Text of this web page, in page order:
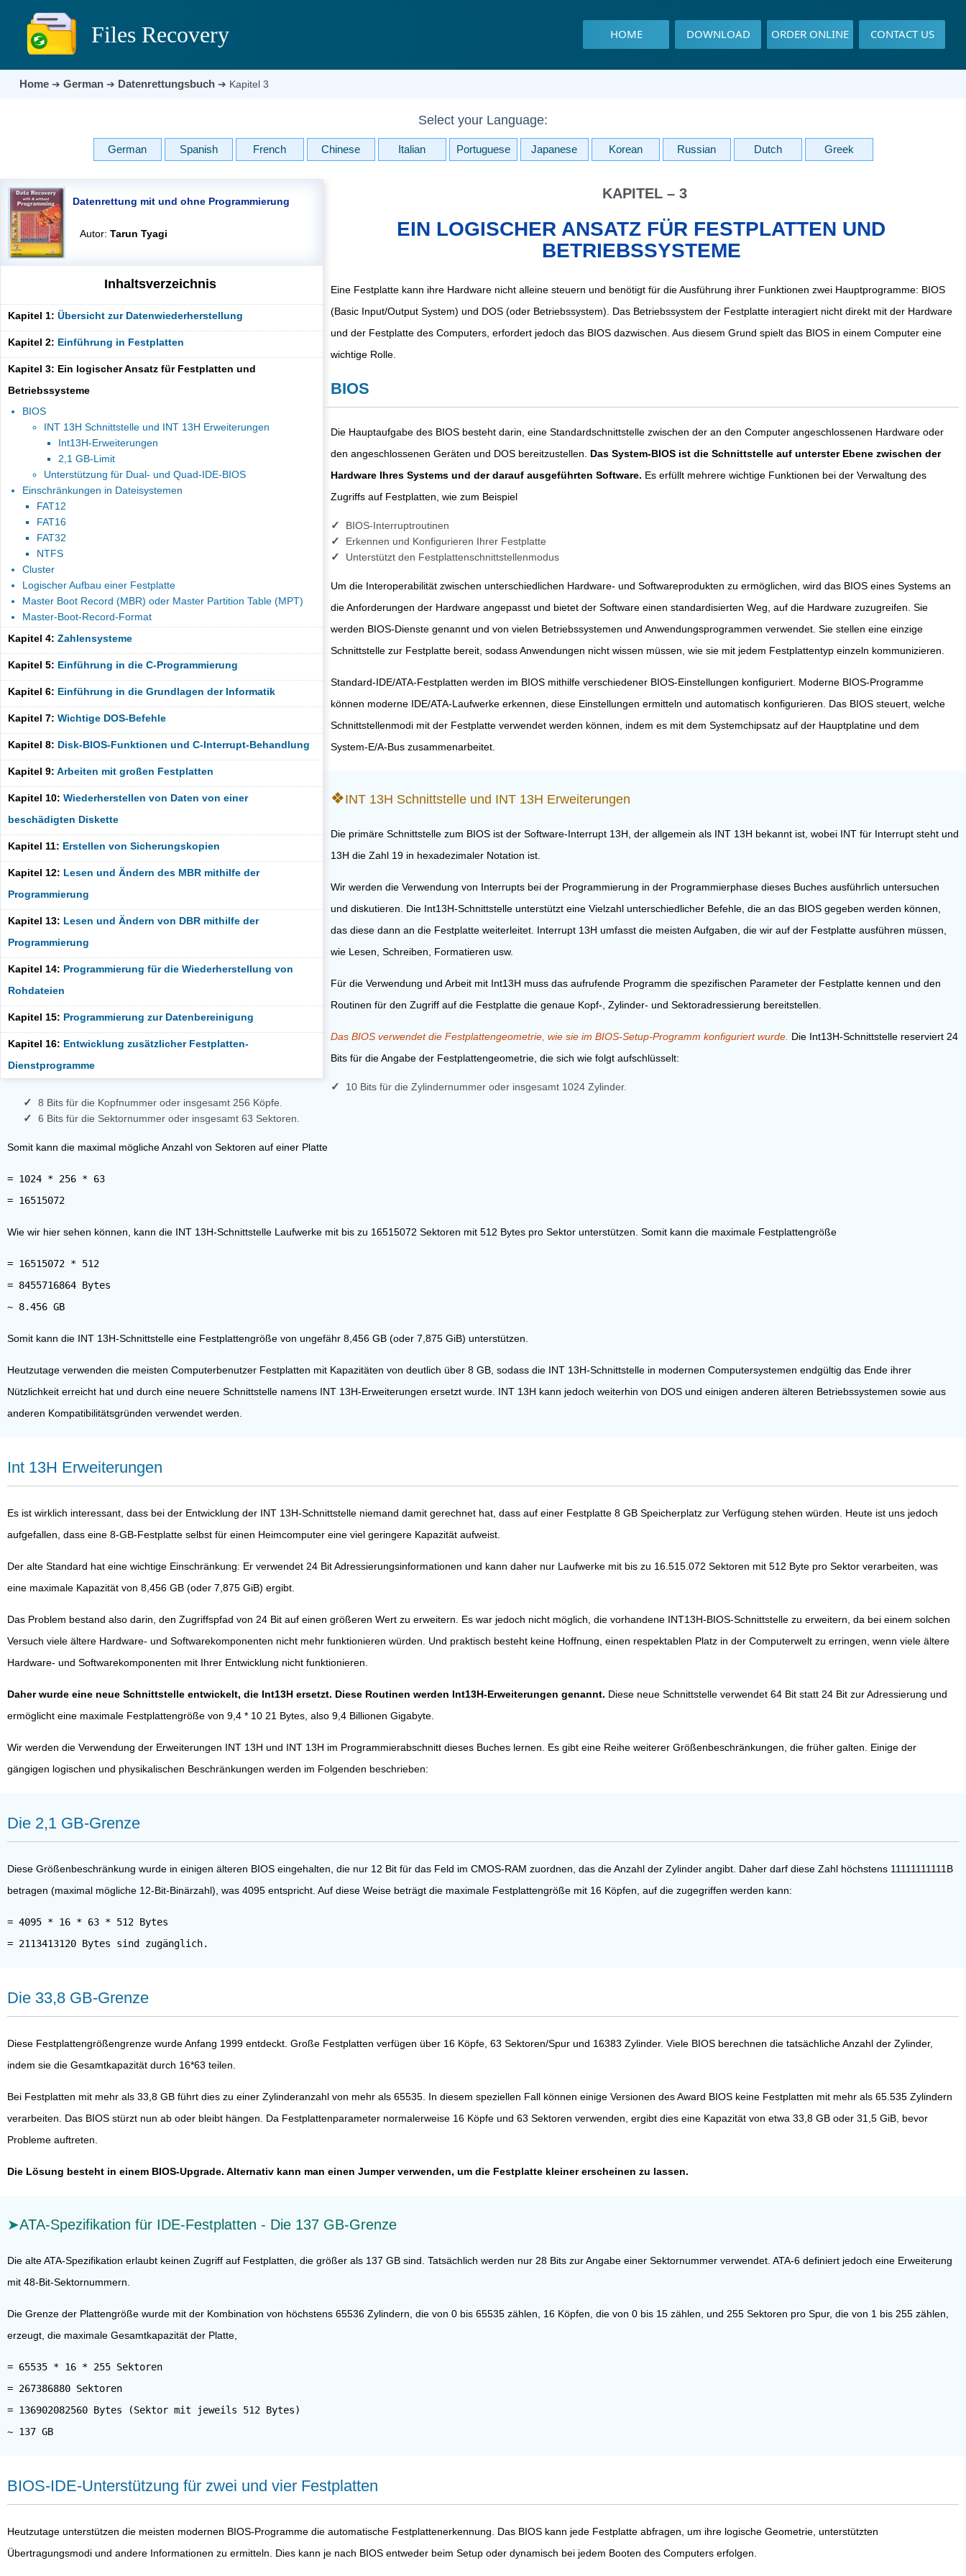
Files Recovery HOME DOWNLOAD ORDER ONLINE CONTACT US
Home➔ German ➔ Datenrettungsbuch➔ Kapitel 3
Select your Language:
German Spanish French Chinese Italian Portuguese Japanese Korean Russian Dutch Greek
Datenrettung mit und ohne Programmierung
Autor: Tarun Tyagi
Inhaltsverzeichnis
Kapitel 1: Übersicht zur Datenwiederherstellung
Kapitel 2: Einführung in Festplatten
Kapitel 3: Ein logischer Ansatz für Festplatten und
Betriebssysteme
BIOS
INT 13H Schnittstelle und INT 13H Erweiterungen
Int13H-Erweiterungen
2,1 GB-Limit
Unterstützung für Dual- und Quad-IDE-BIOS
Einschränkungen in Dateisystemen
FAT12
FAT16
FAT32
NTFS
Cluster
Logischer Aufbau einer Festplatte
Master Boot Record (MBR) oder Master Partition Table (MPT)
Master-Boot-Record-Format
Kapitel 4: Zahlensysteme
Kapitel 5: Einführung in die C-Programmierung
Kapitel 6: Einführung in die Grundlagen der Informatik
Kapitel 7: Wichtige DOS-Befehle
Kapitel 8: Disk-BIOS-Funktionen und C-Interrupt-Behandlung
Kapitel 9: Arbeiten mit großen Festplatten
Kapitel 10: Wiederherstellen von Daten von einer
beschädigten Diskette
Kapitel 11: Erstellen von Sicherungskopien
Kapitel 12: Lesen und Ändern des MBR mithilfe der
Programmierung
Kapitel 13: Lesen und Ändern von DBR mithilfe der
Programmierung
Kapitel 14: Programmierung für die Wiederherstellung von
Rohdateien
Kapitel 15: Programmierung zur Datenbereinigung
Kapitel 16: Entwicklung zusätzlicher Festplatten-
Dienstprogramme
KAPITEL – 3
EIN LOGISCHER ANSATZ FÜR FESTPLATTEN UND
BETRIEBSSYSTEME
Eine Festplatte kann ihre Hardware nicht alleine steuern und benötigt für die Ausführung ihrer Funktionen zwei Hauptprogramme: BIOS
(Basic Input/Output System) und DOS (oder Betriebssystem). Das Betriebssystem der Festplatte interagiert nicht direkt mit der Hardware
und der Festplatte des Computers, erfordert jedoch das BIOS dazwischen. Aus diesem Grund spielt das BIOS in einem Computer eine
wichtige Rolle.
BIOS
Die Hauptaufgabe des BIOS besteht darin, eine Standardschnittstelle zwischen der an den Computer angeschlossenen Hardware oder
den angeschlossenen Geräten und DOS bereitzustellen. Das System-BIOS ist die Schnittstelle auf unterster Ebene zwischen der
Hardware Ihres Systems und der darauf ausgeführten Software. Es erfüllt mehrere wichtige Funktionen bei der Verwaltung des
Zugriffs auf Festplatten, wie zum Beispiel
BIOS-Interruptroutinen
Erkennen und Konfigurieren Ihrer Festplatte
Unterstützt den Festplattenschnittstellenmodus
Um die Interoperabilität zwischen unterschiedlichen Hardware- und Softwareprodukten zu ermöglichen, wird das BIOS eines Systems an
die Anforderungen der Hardware angepasst und bietet der Software einen standardisierten Weg, auf die Hardware zuzugreifen. Sie
werden BIOS-Dienste genannt und von vielen Betriebssystemen und Anwendungsprogrammen verwendet. Sie stellen eine einzige
Schnittstelle zur Festplatte bereit, sodass Anwendungen nicht wissen müssen, wie sie mit jedem Festplattentyp einzeln kommunizieren.
Standard-IDE/ATA-Festplatten werden im BIOS mithilfe verschiedener BIOS-Einstellungen konfiguriert. Moderne BIOS-Programme
können moderne IDE/ATA-Laufwerke erkennen, diese Einstellungen ermitteln und automatisch konfigurieren. Das BIOS steuert, welche
Schnittstellenmodi mit der Festplatte verwendet werden können, indem es mit dem Systemchipsatz auf der Hauptplatine und dem
System-E/A-Bus zusammenarbeitet.
INT 13H Schnittstelle und INT 13H Erweiterungen
Die primäre Schnittstelle zum BIOS ist der Software-Interrupt 13H, der allgemein als INT 13H bekannt ist, wobei INT für Interrupt steht und
13H die Zahl 19 in hexadezimaler Notation ist.
Wir werden die Verwendung von Interrupts bei der Programmierung in der Programmierphase dieses Buches ausführlich untersuchen
und diskutieren. Die Int13H-Schnittstelle unterstützt eine Vielzahl unterschiedlicher Befehle, die an das BIOS gegeben werden können,
das diese dann an die Festplatte weiterleitet. Interrupt 13H umfasst die meisten Aufgaben, die wir auf der Festplatte ausführen müssen,
wie Lesen, Schreiben, Formatieren usw.
Für die Verwendung und Arbeit mit Int13H muss das aufrufende Programm die spezifischen Parameter der Festplatte kennen und den
Routinen für den Zugriff auf die Festplatte die genaue Kopf-, Zylinder- und Sektoradressierung bereitstellen.
Das BIOS verwendet die Festplattengeometrie, wie sie im BIOS-Setup-Programm konfiguriert wurde. Die Int13H-Schnittstelle reserviert 24
Bits für die Angabe der Festplattengeometrie, die sich wie folgt aufschlüsselt:
10 Bits für die Zylindernummer oder insgesamt 1024 Zylinder.
8 Bits für die Kopfnummer oder insgesamt 256 Köpfe.
6 Bits für die Sektornummer oder insgesamt 63 Sektoren.
Somit kann die maximal mögliche Anzahl von Sektoren auf einer Platte
= 1024 * 256 * 63
Wie wir hier sehen können, kann die INT 13H-Schnittstelle Laufwerke mit bis zu 16515072 Sektoren mit 512 Bytes pro Sektor unterstützen. Somit kann die maximale Festplattengröße
= 16515072 * 512
= 8455716864 Bytes
Somit kann die INT 13H-Schnittstelle eine Festplattengröße von ungefähr 8,456 GB (oder 7,875 GiB) unterstützen.
Heutzutage verwenden die meisten Computerbenutzer Festplatten mit Kapazitäten von deutlich über 8 GB, sodass die INT 13H-Schnittstelle in modernen Computersystemen endgültig das Ende ihrer
Nützlichkeit erreicht hat und durch eine neuere Schnittstelle namens INT 13H-Erweiterungen ersetzt wurde. INT 13H kann jedoch weiterhin von DOS und einigen anderen älteren Betriebssystemen sowie aus
anderen Kompatibilitätsgründen verwendet werden.
Int 13H Erweiterungen
Es ist wirklich interessant, dass bei der Entwicklung der INT 13H-Schnittstelle niemand damit gerechnet hat, dass auf einer Festplatte 8 GB Speicherplatz zur Verfügung stehen würden. Heute ist uns jedoch
aufgefallen, dass eine 8-GB-Festplatte selbst für einen Heimcomputer eine viel geringere Kapazität aufweist.
Der alte Standard hat eine wichtige Einschränkung: Er verwendet 24 Bit Adressierungsinformationen und kann daher nur Laufwerke mit bis zu 16.515.072 Sektoren mit 512 Byte pro Sektor verarbeiten, was
eine maximale Kapazität von 8,456 GB (oder 7,875 GiB) ergibt.
Das Problem bestand also darin, den Zugriffspfad von 24 Bit auf einen größeren Wert zu erweitern. Es war jedoch nicht möglich, die vorhandene INT13H-BIOS-Schnittstelle zu erweitern, da bei einem solchen
Versuch viele ältere Hardware- und Softwarekomponenten nicht mehr funktionieren würden. Und praktisch besteht keine Hoffnung, einen respektablen Platz in der Computerwelt zu erringen, wenn viele ältere
Hardware- und Softwarekomponenten mit Ihrer Entwicklung nicht funktionieren.
Daher wurde eine neue Schnittstelle entwickelt, die Int13H ersetzt. Diese Routinen werden Int13H-Erweiterungen genannt. Diese neue Schnittstelle verwendet 64 Bit statt 24 Bit zur Adressierung und
ermöglicht eine maximale Festplattengröße von 9,4 * 10 21 Bytes, also 9,4 Billionen Gigabyte.
Wir werden die Verwendung der Erweiterungen INT 13H und INT 13H im Programmierabschnitt dieses Buches lernen. Es gibt eine Reihe weiterer Größenbeschränkungen, die früher galten. Einige der
gängigen logischen und physikalischen Beschränkungen werden im Folgenden beschrieben:
Die 2,1 GB-Grenze
Diese Größenbeschränkung wurde in einigen älteren BIOS eingehalten, die nur 12 Bit für das Feld im CMOS-RAM zuordnen, das die Anzahl der Zylinder angibt. Daher darf diese Zahl höchstens 11111111111B
betragen (maximal mögliche 12-Bit-Binärzahl), was 4095 entspricht. Auf diese Weise beträgt die maximale Festplattengröße mit 16 Köpfen, auf die zugegriffen werden kann:
= 4095 * 16 * 63 * 512 Bytes
Die 33,8 GB-Grenze
Diese Festplattengrößengrenze wurde Anfang 1999 entdeckt. Große Festplatten verfügen über 16 Köpfe, 63 Sektoren/Spur und 16383 Zylinder. Viele BIOS berechnen die tatsächliche Anzahl der Zylinder,
indem sie die Gesamtkapazität durch 16*63 teilen.
Bei Festplatten mit mehr als 33,8 GB führt dies zu einer Zylinderanzahl von mehr als 65535. In diesem speziellen Fall können einige Versionen des Award BIOS keine Festplatten mit mehr als 65.535 Zylindern
verarbeiten. Das BIOS stürzt nun ab oder bleibt hängen. Da Festplattenparameter normalerweise 16 Köpfe und 63 Sektoren verwenden, ergibt dies eine Kapazität von etwa 33,8 GB oder 31,5 GiB, bevor
Probleme auftreten.
Die Lösung besteht in einem BIOS-Upgrade. Alternativ kann man einen Jumper verwenden, um die Festplatte kleiner erscheinen zu lassen.
ATA-Spezifikation für IDE-Festplatten - Die 137 GB-Grenze
Die alte ATA-Spezifikation erlaubt keinen Zugriff auf Festplatten, die größer als 137 GB sind. Tatsächlich werden nur 28 Bits zur Angabe einer Sektornummer verwendet. ATA-6 definiert jedoch eine Erweiterung
mit 48-Bit-Sektornummern.
Die Grenze der Plattengröße wurde mit der Kombination von höchstens 65536 Zylindern, die von 0 bis 65535 zählen, 16 Köpfen, die von 0 bis 15 zählen, und 255 Sektoren pro Spur, die von 1 bis 255 zählen,
erzeugt, die maximale Gesamtkapazität der Platte,
= 65535 * 16 * 255 Sektoren
= 267386880 Sektoren
= 136902082560 Bytes (Sektor mit jeweils 512 Bytes)
BIOS-IDE-Unterstützung für zwei und vier Festplatten
Heutzutage unterstützen die meisten modernen BIOS-Programme die automatische Festplattenerkennung. Das BIOS kann jede Festplatte abfragen, um ihre logische Geometrie, unterstützten
Übertragungsmodi und andere Informationen zu ermitteln. Dies kann je nach BIOS entweder beim Setup oder dynamisch bei jedem Booten des Computers erfolgen.